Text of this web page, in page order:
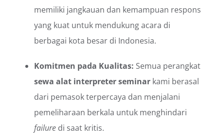
memiliki jangkauan dan kemampuan respons
yang kuat untuk mendukung acara di
berbagai kota besar di Indonesia.
Komitmen pada Kualitas: Semua perangkat
sewa alat interpreter seminar kami berasal
dari pemasok terpercaya dan menjalani
pemeliharaan berkala untuk menghindari
failure di saat kritis.